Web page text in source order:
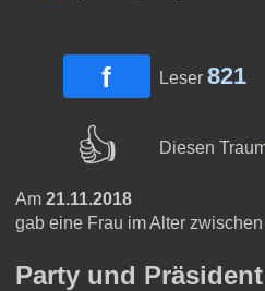
f Leser 821
👍 Diesen
Am 21.11.2018
gab eine Frau im Alter
Party und Präsident